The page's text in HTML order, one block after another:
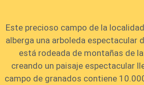
Este precioso campo de la
alberga una arboleda espectacular
está rodeada de montañas de
creando un paisaje espectacular
campo de granados contiene